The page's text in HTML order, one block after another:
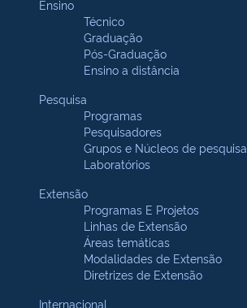
Ensino
Técnico
Graduação
Pós-Graduação
Ensino a distância
Pesquisa
Programas
Pesquisadores
Grupos e Núcleos de pesquisa
Laboratórios
Extensão
Programas E Projetos
Linhas de Extensão
Áreas temáticas
Modalidades de Extensão
Diretrizes de Extensão
Internacional